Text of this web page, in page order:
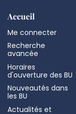
Accueil
Me connecter
Recherche
avancée
Horaires
d'ouverture des BU
Nouveautés dans
les BU
Actualités et